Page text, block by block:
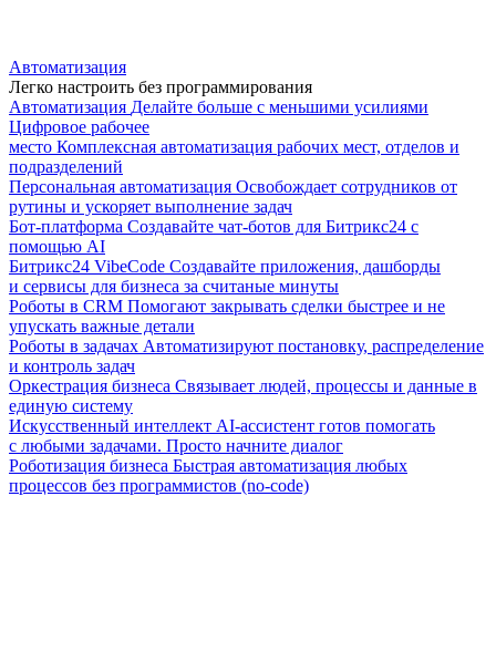
Автоматизация
Легко настроить без программирования
Автоматизация Делайте больше с меньшими усилиями
Цифровое рабочее
место Комплексная автоматизация рабочих мест, отделов и
подразделений
Персональная автоматизация Освобождает сотрудников от
рутины и ускоряет выполнение задач
Бот-платформа Создавайте чат-ботов для Битрикс24 с
помощью AI
Битрикс24 VibeCode Создавайте приложения, дашборды
и сервисы для бизнеса за считаные минуты
Роботы в CRM Помогают закрывать сделки быстрее и не
упускать важные детали
Роботы в задачах Автоматизируют постановку, распределение
и контроль задач
Оркестрация бизнеса Связывает людей, процессы и данные в
единую систему
Искусственный интеллект AI-ассистент готов помогать
с любыми задачами. Просто начните диалог
Роботизация бизнеса Быстрая автоматизация любых
процессов без программистов (no-code)